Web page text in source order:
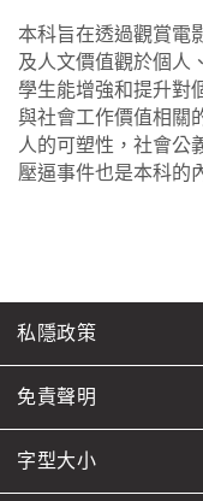
本科旨在透過觀賞電
及人文價值觀於個人
學生能增強和提升對
與社會工作價值相關
人的可塑性，社會公
壓逼事件也是本科的
私隱政策
免責聲明
字型大小